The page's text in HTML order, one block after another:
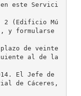
este Servici
2 (Edificio Mú
y formularse
de veinte
al de la
El Jefe de
de Cáceres,